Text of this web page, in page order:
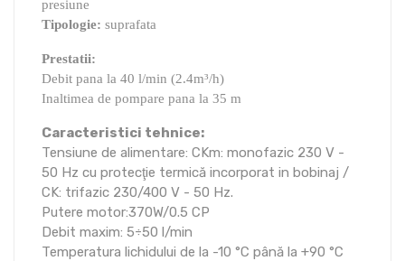
presiune
Tipologie: suprafata
Prestatii:
Debit pana la 40 l/min (2.4m³/h)
Inaltimea de pompare pana la 35 m
Caracteristici tehnice:
Tensiune de alimentare: CKm: monofazic 230 V -
50 Hz cu protecţie termică incorporat in bobinaj /
CK: trifazic 230/400 V - 50 Hz.
Putere motor:370W/0.5 CP
Debit maxim: 5÷50 l/min
Temperatura lichidului de la -10 °C până la +90 °C